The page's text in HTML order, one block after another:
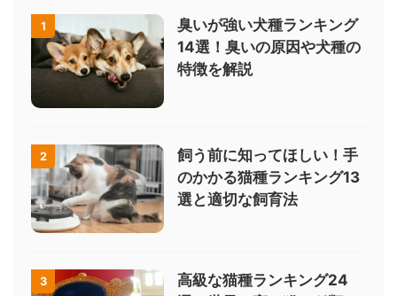
1
臭いが強い犬種ランキング
14選！臭いの原因や犬種の
特徴を解説
2
飼う前に知ってほしい！手
のかかる猫種ランキング13
選と適切な飼育法
3
高級な猫種ランキング24